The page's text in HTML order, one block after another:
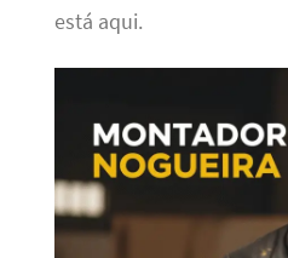
está aqui.